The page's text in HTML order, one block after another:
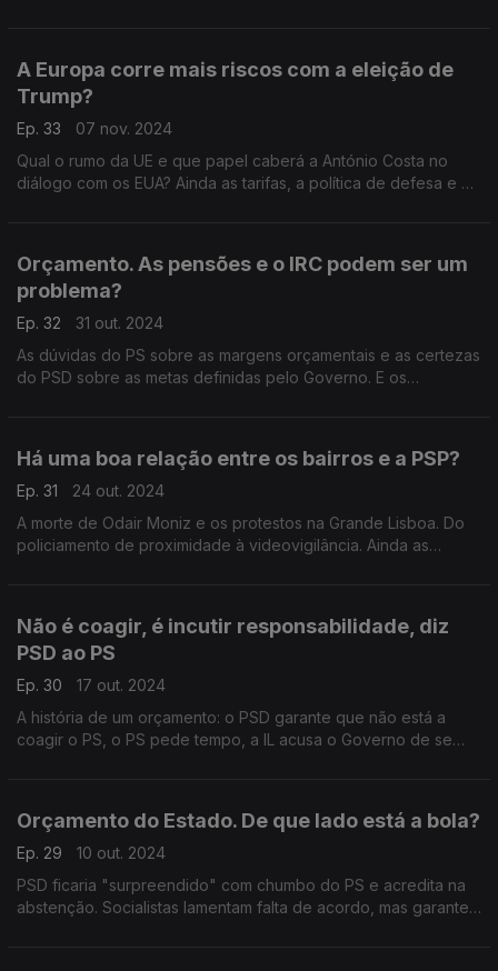
A Europa corre mais riscos com a eleição de
Trump?
Ep. 33
07 nov. 2024
Qual o rumo da UE e que papel caberá a António Costa no
diálogo com os EUA? Ainda as tarifas, a política de defesa e o
Orçamento. As pensões e o IRC podem ser um
problema?
Ep. 32
31 out. 2024
As dúvidas do PS sobre as margens orçamentais e as certezas
do PSD sobre as metas definidas pelo Governo. E os
Há uma boa relação entre os bairros e a PSP?
Ep. 31
24 out. 2024
A morte de Odair Moniz e os protestos na Grande Lisboa. Do
policiamento de proximidade à videovigilância. Ainda as
Não é coagir, é incutir responsabilidade, diz
PSD ao PS
Ep. 30
17 out. 2024
A história de um orçamento: o PSD garante que não está a
coagir o PS, o PS pede tempo, a IL acusa o Governo de se
Orçamento do Estado. De que lado está a bola?
Ep. 29
10 out. 2024
PSD ficaria "surpreendido" com chumbo do PS e acredita na
abstenção. Socialistas lamentam falta de acordo, mas garantem